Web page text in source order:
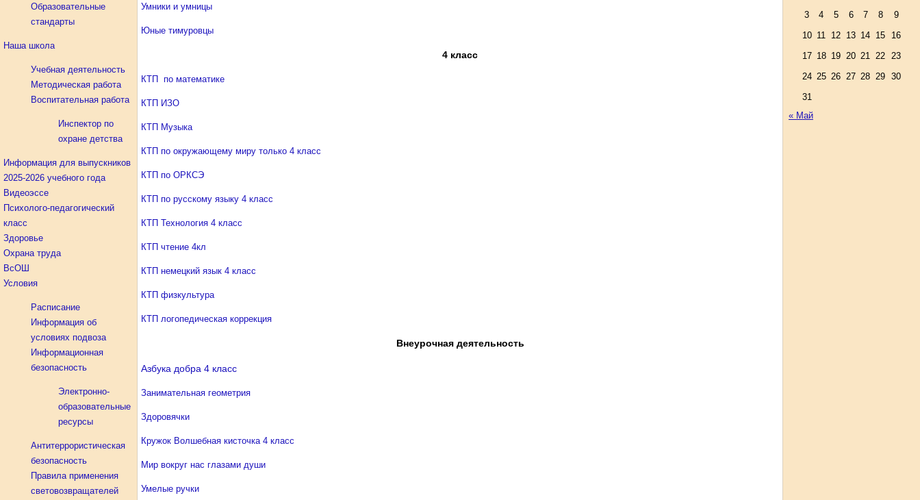
Образовательные
стандарты
Наша школа
Учебная деятельность
Методическая работа
Воспитательная работа
Инспектор по
охране детства
Информация для выпускников
2025-2026 учебного года
Видеоэссе
Психолого-педагогический
класс
Здоровье
Охрана труда
ВсОШ
Условия
Расписание
Информация об
условиях подвоза
Информационная
безопасность
Электронно-
образовательные
ресурсы
Антитеррористическая
безопасность
Правила применения
световозвращателей
Умники и умницы
Юные тимуровцы
4 класс
КТП по математике
КТП ИЗО
КТП Музыка
КТП по окружающему миру только 4 класс
КТП по ОРКСЭ
КТП по русскому языку 4 класс
КТП Технология 4 класс
КТП чтение 4кл
КТП немецкий язык 4 класс
КТП физкультура
КТП логопедическая коррекция
Внеурочная деятельность
Азбука добра 4 класс
Занимательная геометрия
Здоровячки
Кружок Волшебная кисточка 4 класс
Мир вокруг нас глазами души
Умелые ручки
3
4 5 6 7 8
9
10 11 12 13 14 15
16
17 18 19 20 21 22 23
24 25 26 27 28 29 30
31
« Май